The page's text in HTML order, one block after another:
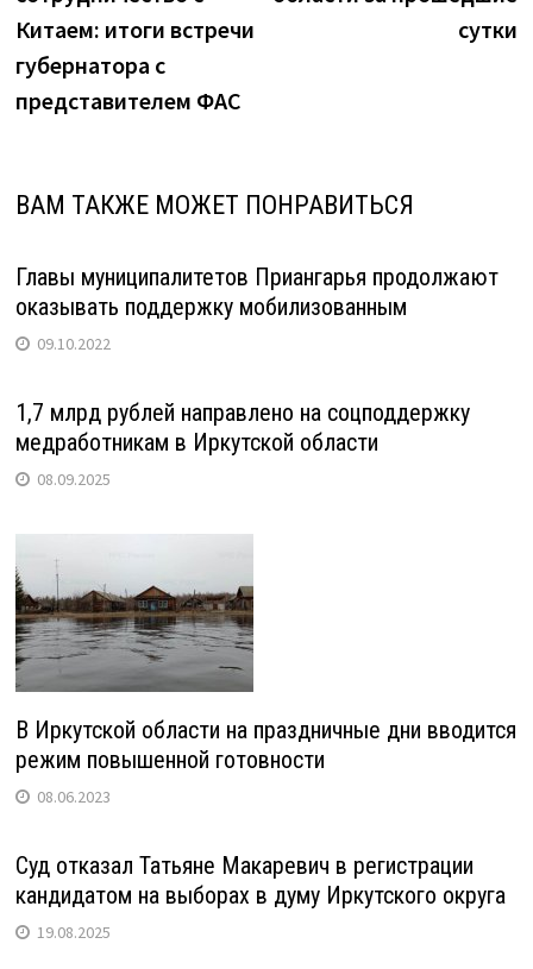
Китаем: итоги встречи
губернатора с
представителем ФАС
сутки
ВАМ ТАКЖЕ МОЖЕТ ПОНРАВИТЬСЯ
Главы муниципалитетов Приангарья продолжают
оказывать поддержку мобилизованным
09.10.2022
1,7 млрд рублей направлено на соцподдержку
медработникам в Иркутской области
08.09.2025
В Иркутской области на праздничные дни вводится
режим повышенной готовности
08.06.2023
Суд отказал Татьяне Макаревич в регистрации
кандидатом на выборах в думу Иркутского округа
19.08.2025